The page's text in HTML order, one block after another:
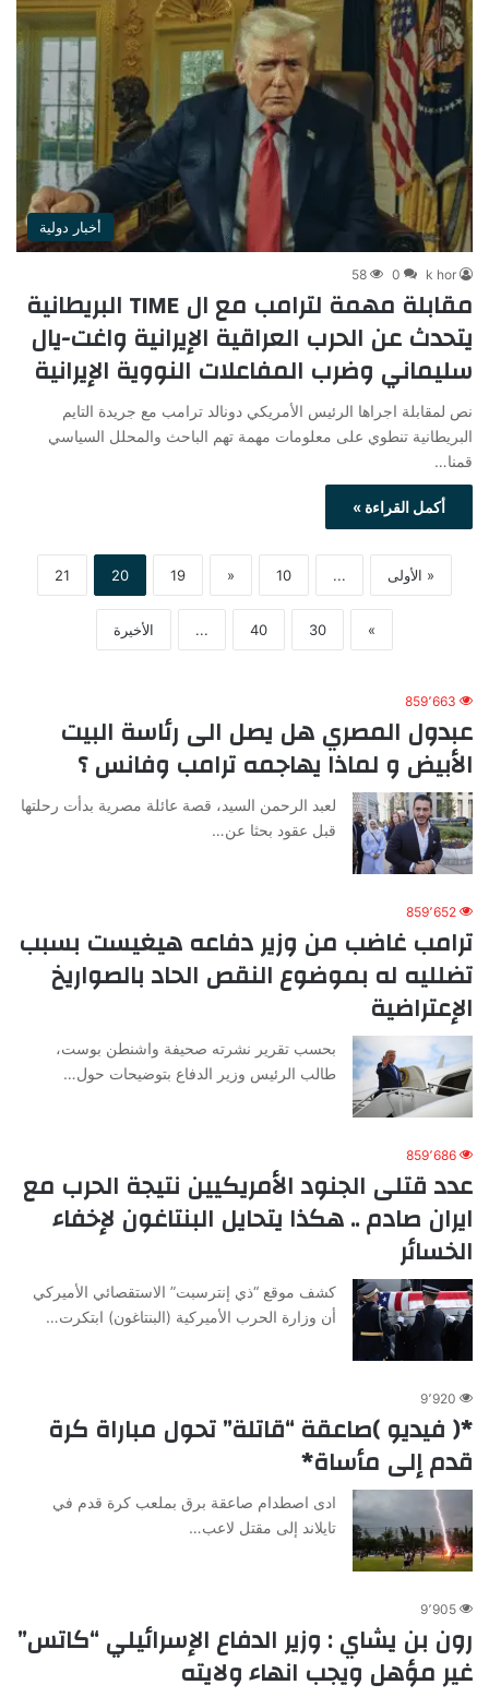
أخبار دولية
k hor
0
58
مقابلة مهمة لترامب مع ال TIME البريطانية
يتحدث عن الحرب العراقية الإيرانية واغت-يال
سليماني وضرب المفاعلات النووية الإيرانية
نص لمقابلة اجراها الرئيس الأمريكي دونالد ترامب مع جريدة التايم
البريطانية تنطوي على معلومات مهمة تهم الباحث والمحلل السياسي
قمنا…
أكمل القراءة »
« الأولى ...
10
«
19
20
21
»
30
40
... الأخيرة
859٬663
عبدول المصري هل يصل الى رئاسة البيت
الأبيض و لماذا يهاجمه ترامب وفانس ؟
لعبد الرحمن السيد، قصة عائلة مصرية بدأت رحلتها
قبل عقود بحثا عن…
859٬652
ترامب غاضب من وزير دفاعه هيغيست بسبب
تضلليه له بموضوع النقص الحاد بالصواريخ
الإعتراضية
بحسب تقرير نشرته صحيفة واشنطن بوست،
طالب الرئيس وزير الدفاع بتوضيحات حول…
859٬686
عدد قتلى الجنود الأمريكيين نتيجة الحرب مع
ايران صادم .. هكذا يتحايل البنتاغون لإخفاء
الخسائر
كشف موقع “ذي إنترسبت” الاستقصائي الأميركي
أن وزارة الحرب الأميركية (البنتاغون) ابتكرت…
9٬920
*( فيديو )صاعقة “قاتلة” تحول مباراة كرة
قدم إلى مأساة*
ادى اصطدام صاعقة برق بملعب كرة قدم في
تايلاند إلى مقتل لاعب…
9٬905
رون بن يشاي : وزير الدفاع الإسرائيلي “كاتس”
غير مؤهل ويجب انهاء ولايته